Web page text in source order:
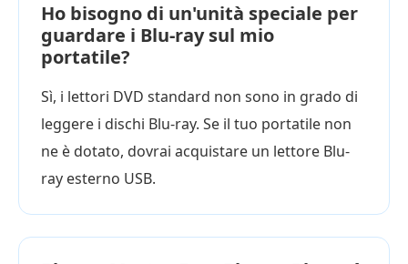
Ho bisogno di un'unità speciale per
guardare i Blu-ray sul mio
portatile?
Sì, i lettori DVD standard non sono in grado di
leggere i dischi Blu-ray. Se il tuo portatile non
ne è dotato, dovrai acquistare un lettore Blu-
ray esterno USB.